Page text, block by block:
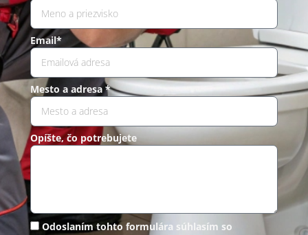
Email*
Mesto a adresa *
Opíšte, čo potrebujete
Odoslaním tohto formulára súhlasím so